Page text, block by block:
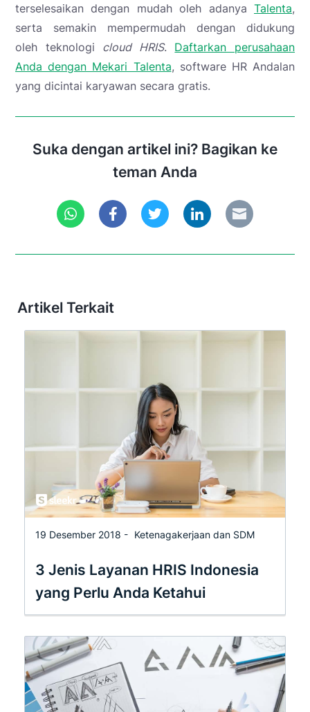
terselesaikan dengan mudah oleh adanya Talenta,
serta semakin mempermudah dengan didukung
oleh teknologi cloud HRIS. Daftarkan perusahaan
Anda dengan Mekari Talenta, software HR Andalan
yang dicintai karyawan secara gratis.
Suka dengan artikel ini? Bagikan ke
teman Anda
Artikel Terkait
19 Desember 2018 - Ketenagakerjaan dan SDM
3 Jenis Layanan HRIS Indonesia
yang Perlu Anda Ketahui